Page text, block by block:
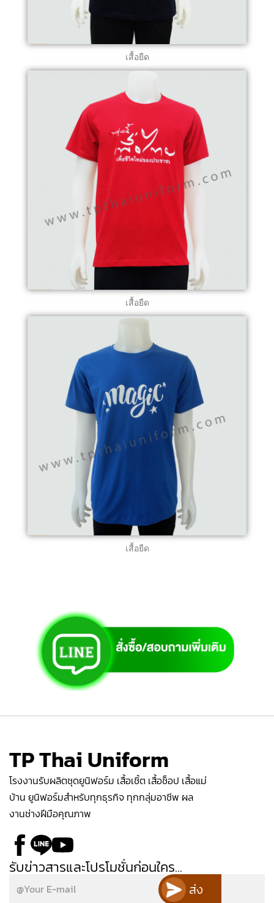
เสื้อยืด
เสื้อยืด
เสื้อยืด
TP Thai Uniform
โรงงานรับผลิตชุดยูนิฟอร์ม เสื้อเชิ้ต เสื้อช็อป เสื้อแม่
บ้าน ยูนิฟอร์มสำหรับทุกธุรกิจ ทุกกลุ่มอาชีพ ผล
งานช่างฝีมือคุณภาพ
รับข่าวสารและโปรโมชั่นก่อนใคร...
ส่ง